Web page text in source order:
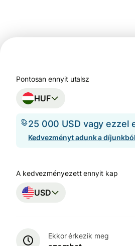
Pontosan ennyit utalsz
HUF
25 000 USD vagy
Kedvezményt adunk a díjunkból
A kedvezményezett ennyit kap
USD
Ekkor érkezik meg